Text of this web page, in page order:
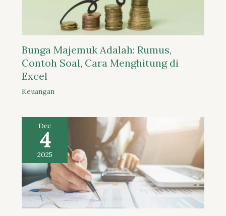
Bunga Majemuk Adalah: Rumus,
Contoh Soal, Cara Menghitung di
Excel
Keuangan
Dec
4
2025